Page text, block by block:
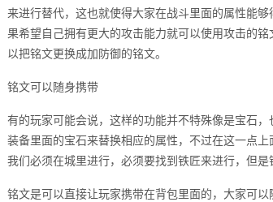
来进行替代，这也就使得大家在战斗里面的属性能
果希望自己拥有更大的攻击能力就可以使用攻击的
以把铭文更换成加防御的铭文。
铭文可以随身携带
有的玩家可能会说，这样的功能并不特殊像是宝石
装备里面的宝石来替换相应的属性，不过在这一点
我们必须在城里进行，必须要找到铁匠来进行，但是
铭文是可以直接让玩家携带在背包里面的，大家可